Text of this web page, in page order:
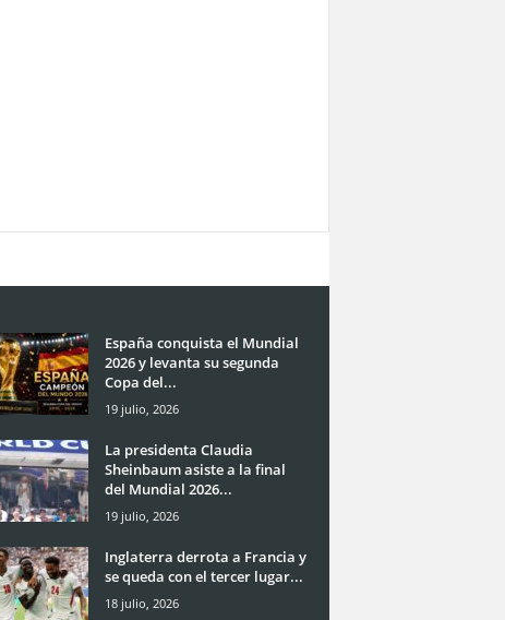
España conquista el Mundial
2026 y levanta su segunda
Copa del...
19 julio, 2026
La presidenta Claudia
Sheinbaum asiste a la final
del Mundial 2026...
19 julio, 2026
Inglaterra derrota a Francia y
se queda con el tercer lugar...
18 julio, 2026